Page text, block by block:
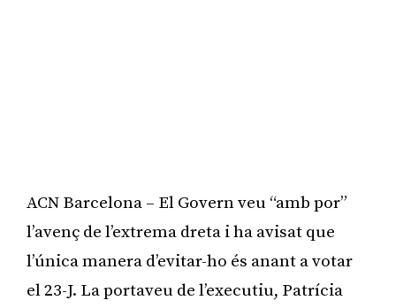
ACN Barcelona – El Govern veu “amb por”
l’avenç de l’extrema dreta i ha avisat que
l’única manera d’evitar-ho és anant a votar
el 23-J. La portaveu de l’executiu, Patrícia